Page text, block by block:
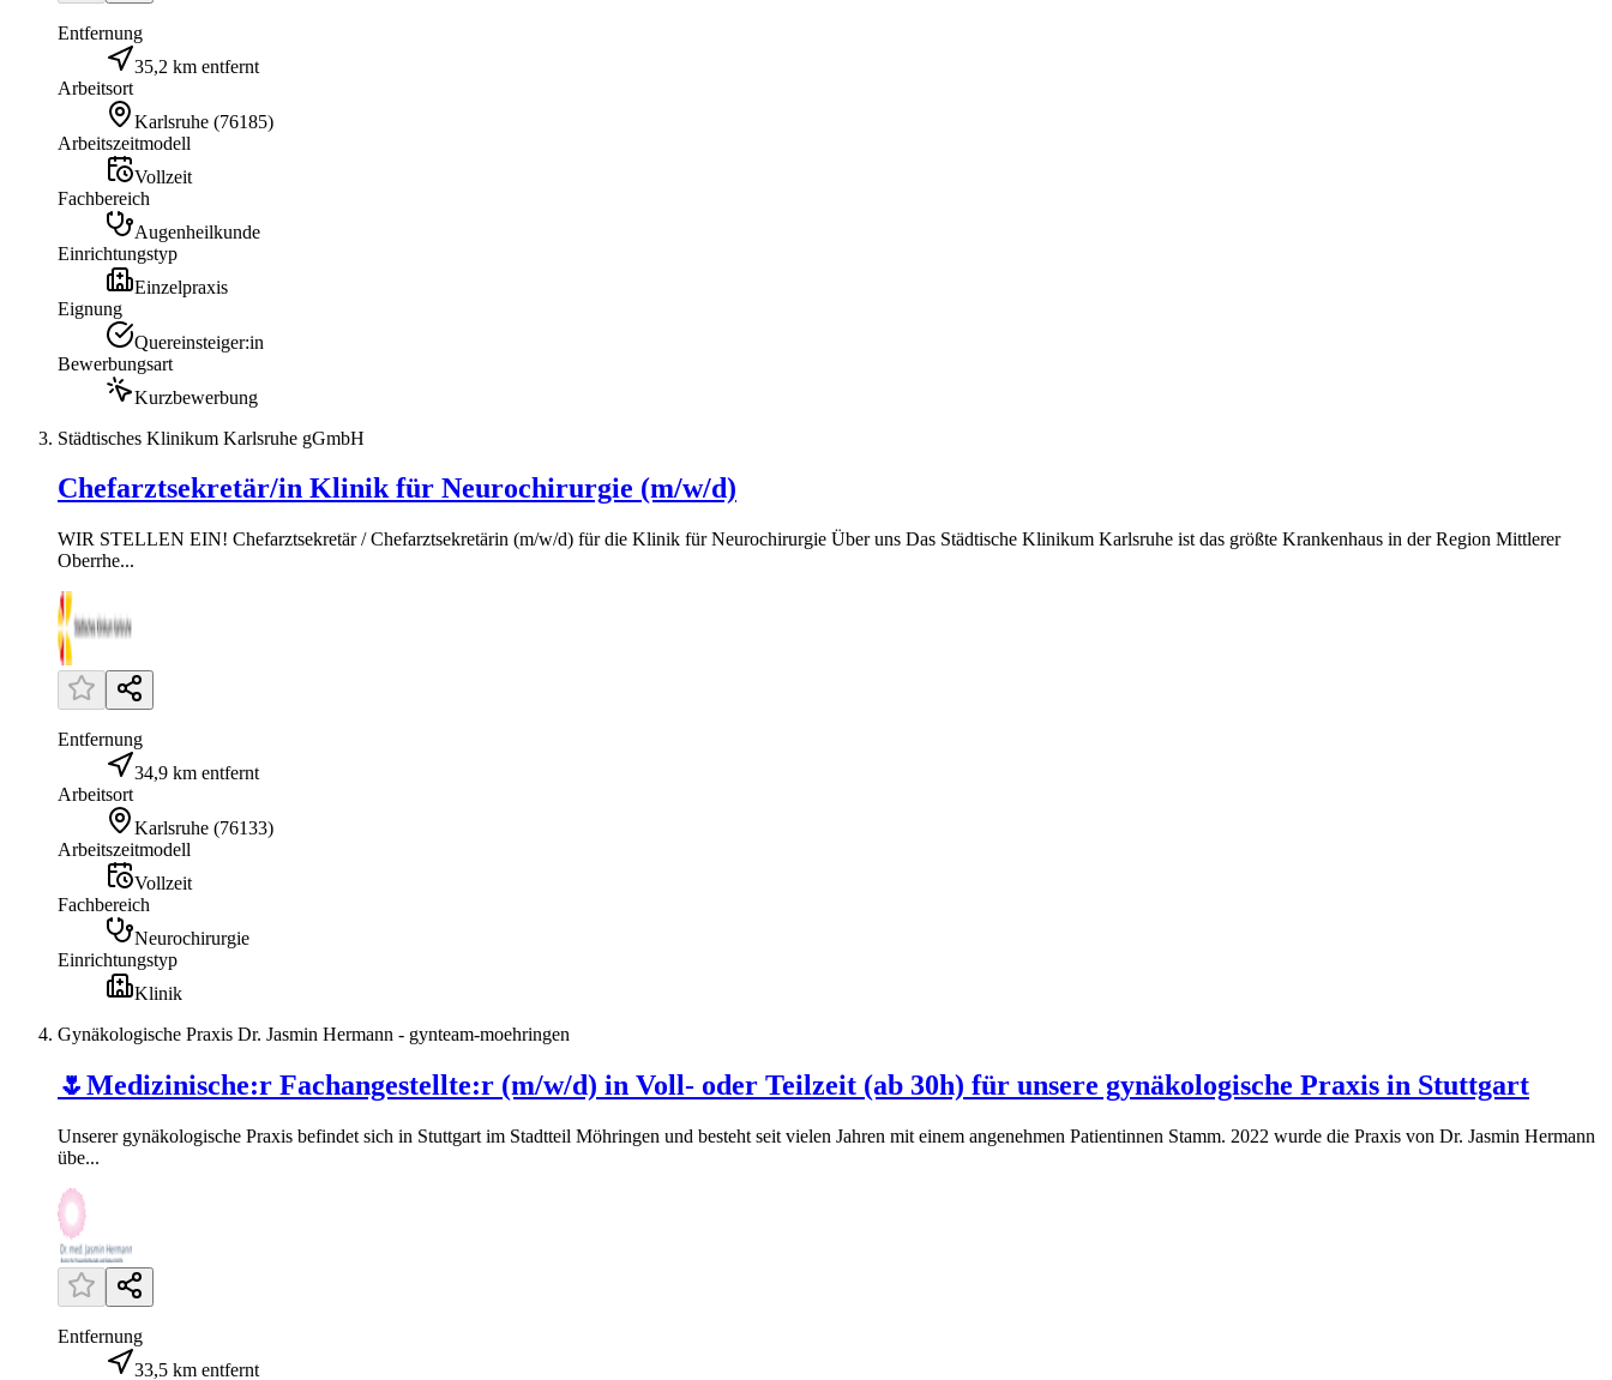
Entfernung
35,2 km entfernt
Arbeitsort
Karlsruhe (76185)
Arbeitszeitmodell
Vollzeit
Fachbereich
Augenheilkunde
Einrichtungstyp
Einzelpraxis
Eignung
Quereinsteiger:in
Bewerbungsart
Kurzbewerbung
Städtisches Klinikum Karlsruhe gGmbH
Chefarztsekretär/in Klinik für Neurochirurgie (m/w/d)
WIR STELLEN EIN! Chefarztsekretär / Chefarztsekretärin (m/w/d) für die Klinik für Neurochirurgie Über uns Das Städtische Klinikum Karlsruhe ist das größte Krankenhaus in der Region Mittlerer
Oberrhe...
Entfernung
34,9 km entfernt
Arbeitsort
Karlsruhe (76133)
Arbeitszeitmodell
Vollzeit
Fachbereich
Neurochirurgie
Einrichtungstyp
Klinik
Gynäkologische Praxis Dr. Jasmin Hermann - gynteam-moehringen
🌷Medizinische:r Fachangestellte:r (m/w/d) in Voll- oder Teilzeit (ab 30h) für unsere gynäkologische Praxis in Stuttgart
Unserer gynäkologische Praxis befindet sich in Stuttgart im Stadtteil Möhringen und besteht seit vielen Jahren mit einem angenehmen Patientinnen Stamm. 2022 wurde die Praxis von Dr. Jasmin Hermann
übe...
Entfernung
33,5 km entfernt